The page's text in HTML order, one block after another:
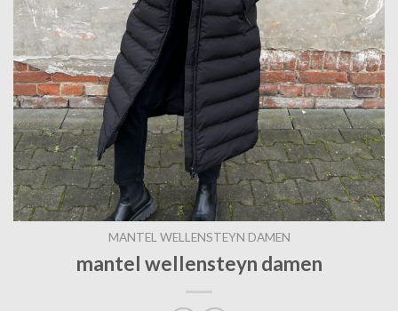
MANTEL WELLENSTEYN DAMEN
mantel wellensteyn damen